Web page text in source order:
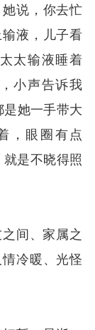
说，你去忙
液，儿子看
太输液睡着
小声告诉我
是她一手带大
，眼圈有点
是不晓得照
间、家属之
冷暖、光怪